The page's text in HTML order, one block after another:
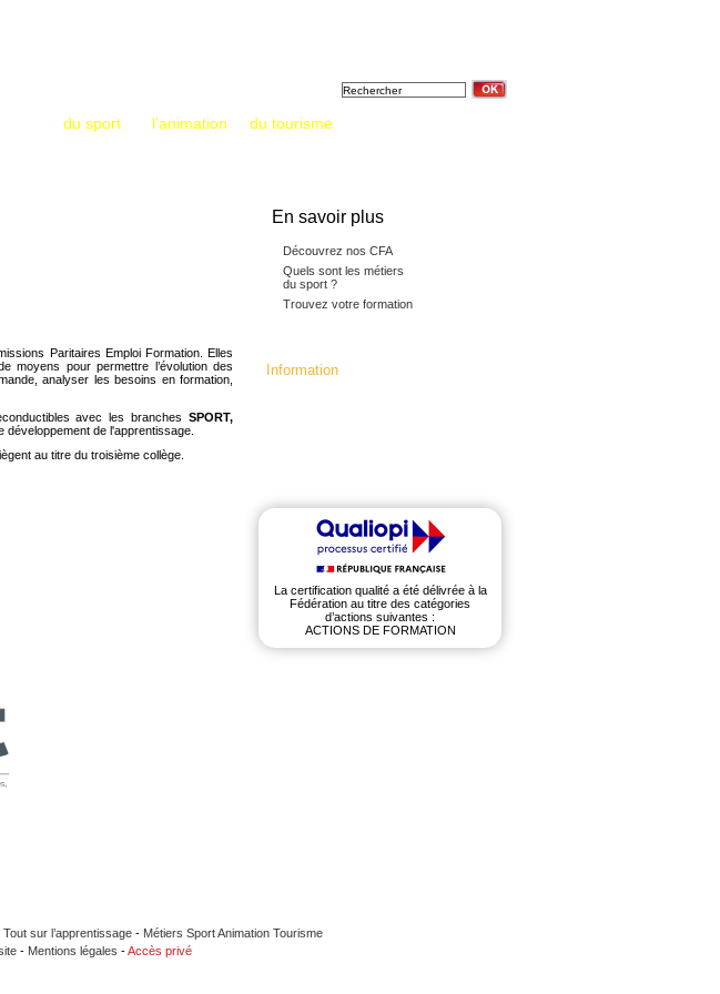
du sport l’animation du tourisme
Paritaires Emploi Formation. Elles
moyens pour permettre l’évolution des
analyser les besoins en formation,
avec les branches SPORT,
développement de l'apprentissage.
au titre du troisième collège.
En savoir plus
Découvrez nos CFA
Quels sont les métiers
du sport ?
Trouvez votre formation
Information
La certification qualité a été délivrée à la
Fédération au titre des catégories
d’actions suivantes :
ACTIONS DE FORMATION
Tout sur l’apprentissage- Métiers Sport Animation Tourisme
- Mentions légales -Accès privé